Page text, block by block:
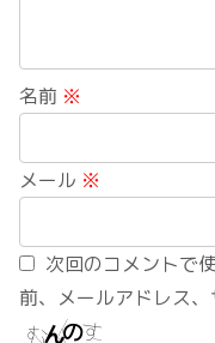
名前 ※
メール ※
次回のコメントで
前、メールアドレス、